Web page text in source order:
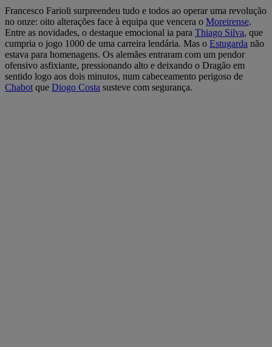
Francesco Farioli surpreendeu tudo e todos ao operar uma revolução
no onze: oito alterações face à equipa que vencera o Moreirense.
Entre as novidades, o destaque emocional ia para Thiago Silva, que
cumpria o jogo 1000 de uma carreira lendária. Mas o Estugarda não
estava para homenagens. Os alemães entraram com um pendor
ofensivo asfixiante, pressionando alto e deixando o Dragão em
sentido logo aos dois minutos, num cabeceamento perigoso de
Chabot que Diogo Costa susteve com segurança.